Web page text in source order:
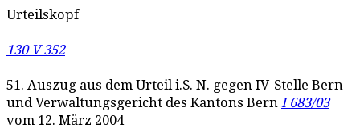
Urteilskopf
130 V 352
51. Auszug aus dem Urteil i.S. N. gegen IV-Stelle Bern
und Verwaltungsgericht des Kantons Bern I 683/03
vom 12. März 2004